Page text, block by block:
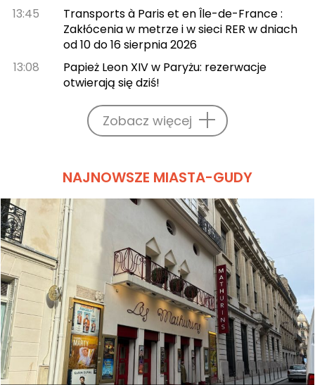
13:45
Transports à Paris et en Île-de-France :
Zakłócenia w metrze i w sieci RER w dniach
od 10 do 16 sierpnia 2026
13:08
Papież Leon XIV w Paryżu: rezerwacje
otwierają się dziś!
Zobacz więcej
NAJNOWSZE MIASTA-GUDY